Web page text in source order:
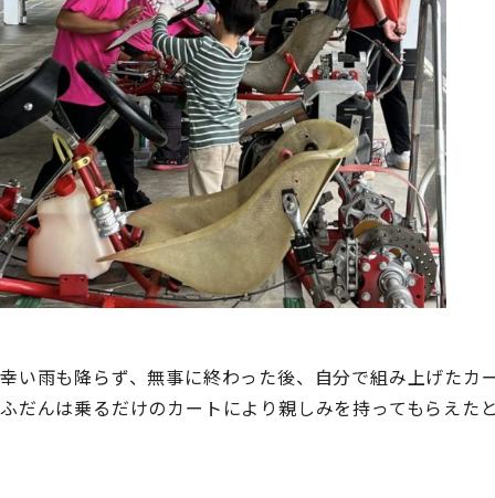
幸い雨も降らず、無事に終わった後、自分で組み上げたカ
ふだんは乗るだけのカートにより親しみを持ってもらえた